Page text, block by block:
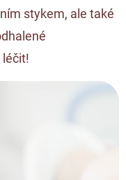
stykem, ale také
léčit!